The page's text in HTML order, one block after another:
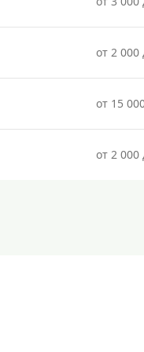
от 2 000
от 15
от 2 000